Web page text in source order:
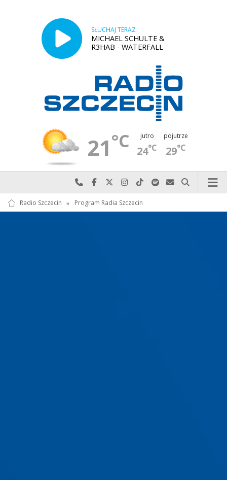
SŁUCHAJ TERAZ
MICHAEL SCHULTE &
R3HAB - WATERFALL
21°C jutro
24°C
pojutrze
29°C
Najlepiej po prostu do nas zadzwoń
Odwiedź nas na Facebook-u
Odwiedź nas na X
Odwiedź nas na Instagram-ie
Odwiedź nas na TikTok-u
Szukaj nas na Spotify
Wyślij do nas
Szukaj
Radio Szczecin » Program Radia Szczecin